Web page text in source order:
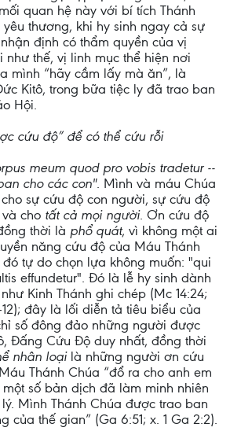
quan hệ này với bí tích Thánh
thương, khi hy sinh ngay cả sự
định có thẩm quyền của vị
thế, vị linh mục thể hiện nơi
mình “hãy cầm lấy mà ăn”, là
Kitô, trong bữa tiệc ly đã trao ban
Hội.
cứu độ” để có thể cứu rỗi
meum quod pro vobis tradetur --
cho các con". Mình và máu Chúa
sự cứu độ con người, sự cứu độ
cho tất cả mọi người. Ơn cứu độ
thời là phổ quát, vì không một ai
năng cứu độ của Máu Thánh
tự do chọn lựa không muốn: "qui
effundetur". Đó là lễ hy sinh dành
Kinh Thánh ghi chép (Mc 14:24;
12); đây là lối diễn tả tiêu biểu của
số đông đảo những người được
Đấng Cứu Độ duy nhất, đồng thời
nhân loạilà những người ơn cứu
Thánh Chúa “đổ ra cho anh em
số bản dịch đã làm minh nhiên
Mình Thánh Chúa được trao ban
của thế gian” (Ga 6:51; x. 1 Ga 2:2).